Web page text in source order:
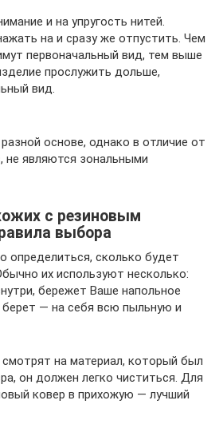
и на упругость нитей.
на и сразу же отпустить. Чем
первоначальный вид, тем выше
прослужить дольше,
вид.
основе, однако в отличие от
не являются зональными
с резиновым
выбора
определиться, сколько будет
их используют несколько:
бережет Ваше напольное
— на себя всю пыльную и
на материал, который был
он должен легко чиститься. Для
ковер в прихожую — лучший